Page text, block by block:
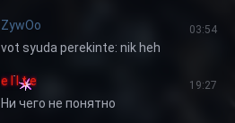
ZywOo 03:54
vot syuda perekinte: nik heh
e l I t e 19:27
Ни чего не понятно